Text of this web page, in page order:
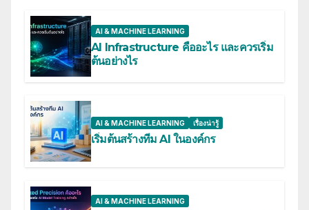
AI & MACHINE LEARNING
AI Infrastructure คืออะไร และควรเริ่ม
ต้นอย่างไร
AI & MACHINE LEARNING เรื่องน่ารู้
เริ่มต้นสร้างทีม AI ในองค์กร
AI & MACHINE LEARNING